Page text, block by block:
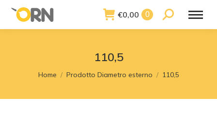
€0,00 0 Search:
110,5
You are here:
Home Prodotto Diametro esterno 110,5